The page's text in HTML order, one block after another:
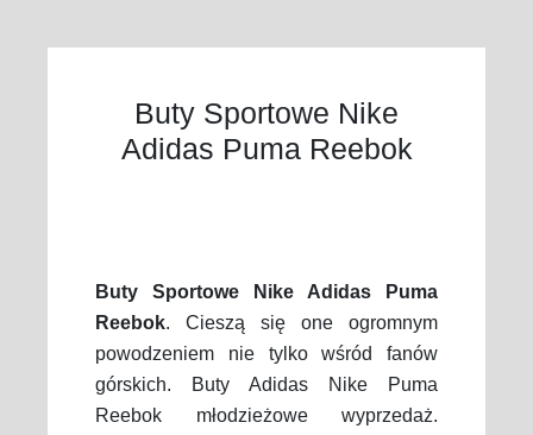
Buty Sportowe Nike
Adidas Puma Reebok
Buty Sportowe Nike Adidas Puma
Reebok. Cieszą się one ogromnym
powodzeniem nie tylko wśród fanów
górskich. Buty Adidas Nike Puma
Reebok młodzieżowe wyprzedaż.